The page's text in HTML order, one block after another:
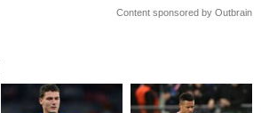
Content sponsored by Outbrain